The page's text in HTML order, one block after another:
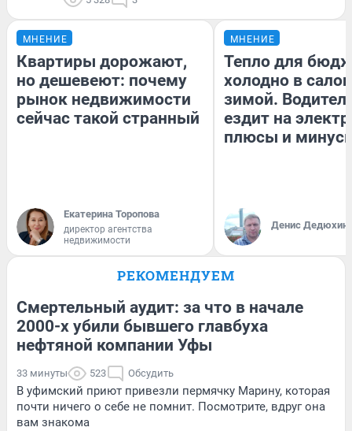
МНЕНИЕ
Квартиры дорожают,
но дешевеют: почему
рынок недвижимости
сейчас такой странный
Екатерина Торопова
директор агентства
недвижимости
МНЕНИЕ
Тепло для
холодно в
зимой.
ездит на
плюсы и
Денис Дедюхин
РЕКОМЕНДУЕМ
Смертельный аудит: за что в начале
2000-х убили бывшего главбуха
нефтяной компании Уфы
33 минуты 523 Обсудить
В уфимский приют привезли пермячку Марину, которая
почти ничего о себе не помнит. Посмотрите, вдруг она
вам знакома